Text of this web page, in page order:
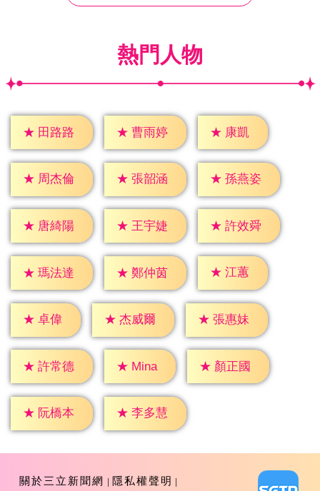
熱門人物
★ 田路路 ★ 曹雨婷 ★ 康凱
★ 周杰倫 ★ 張韶涵 ★ 孫燕姿
★ 唐綺陽 ★ 王宇婕 ★ 許效舜
★ 瑪法達 ★ 鄭仲茵 ★ 江蕙
★ 卓偉 ★ 杰威爾 ★ 張惠妹
★ 許常德 ★ Mina ★ 顏正國
★ 阮橋本 ★ 李多慧
關於三立新聞網 隱私權聲明